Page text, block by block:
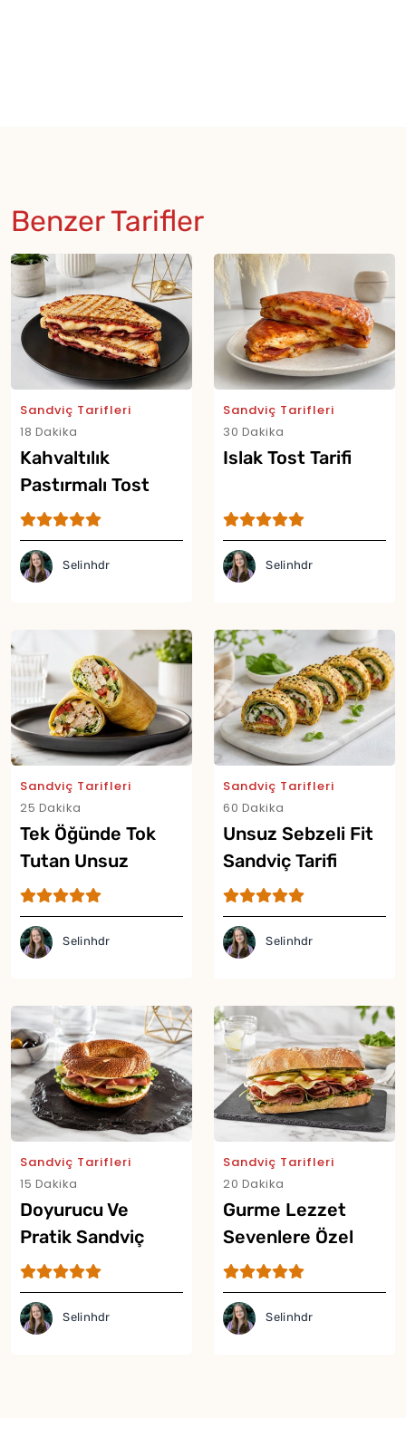
Benzer Tarifler
Sandviç Tarifleri
18 Dakika
Kahvaltılık
Pastırmalı Tost
Tarifi
Selinhdr
Sandviç Tarifleri
30 Dakika
Islak Tost Tarifi
Selinhdr
Sandviç Tarifleri
25 Dakika
Tek Öğünde Tok
Tutan Unsuz
Lavaşsız Proteinli
Dürüm Tarifi
Selinhdr
Sandviç Tarifleri
60 Dakika
Unsuz Sebzeli Fit
Sandviç Tarifi
Selinhdr
Sandviç Tarifleri
15 Dakika
Doyurucu Ve
Pratik Sandviç
Simit Tarifi
Selinhdr
Sandviç Tarifleri
20 Dakika
Gurme Lezzet
Sevenlere Özel
Füme Etli Sandviç
Tarifi
Selinhdr